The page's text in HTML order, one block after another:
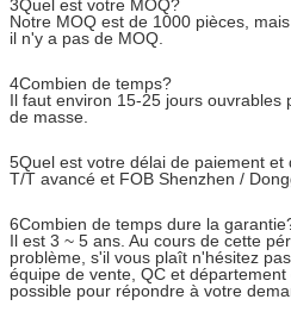
3Quel est votre MOQ?
Notre MOQ est de 1000 pièces,
il n'y a pas de MOQ.
4Combien de temps?
Il faut environ 15-25 jours ouvrables
de masse.
5Quel est votre délai de paiement et
T/T avancé et FOB Shenzhen /
6Combien de temps dure la
Il est 3 ~ 5 ans. Au cours de cette
problème, s'il vous plaît n'hésitez
équipe de vente, QC et
possible pour répondre à votre